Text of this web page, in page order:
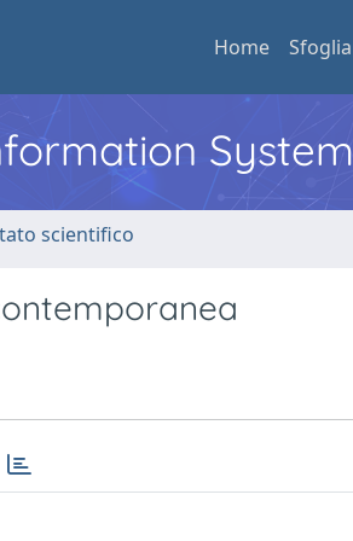
Home Sfoglia
System
scientifico